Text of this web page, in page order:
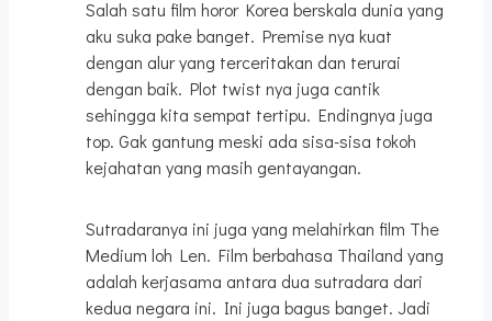
Salah satu film horor Korea berskala dunia yang
aku suka pake banget. Premise nya kuat
dengan alur yang terceritakan dan terurai
dengan baik. Plot twist nya juga cantik
sehingga kita sempat tertipu. Endingnya juga
top. Gak gantung meski ada sisa-sisa tokoh
kejahatan yang masih gentayangan.
Sutradaranya ini juga yang melahirkan film The
Medium loh Len. Film berbahasa Thailand yang
adalah kerjasama antara dua sutradara dari
kedua negara ini. Ini juga bagus banget. Jadi